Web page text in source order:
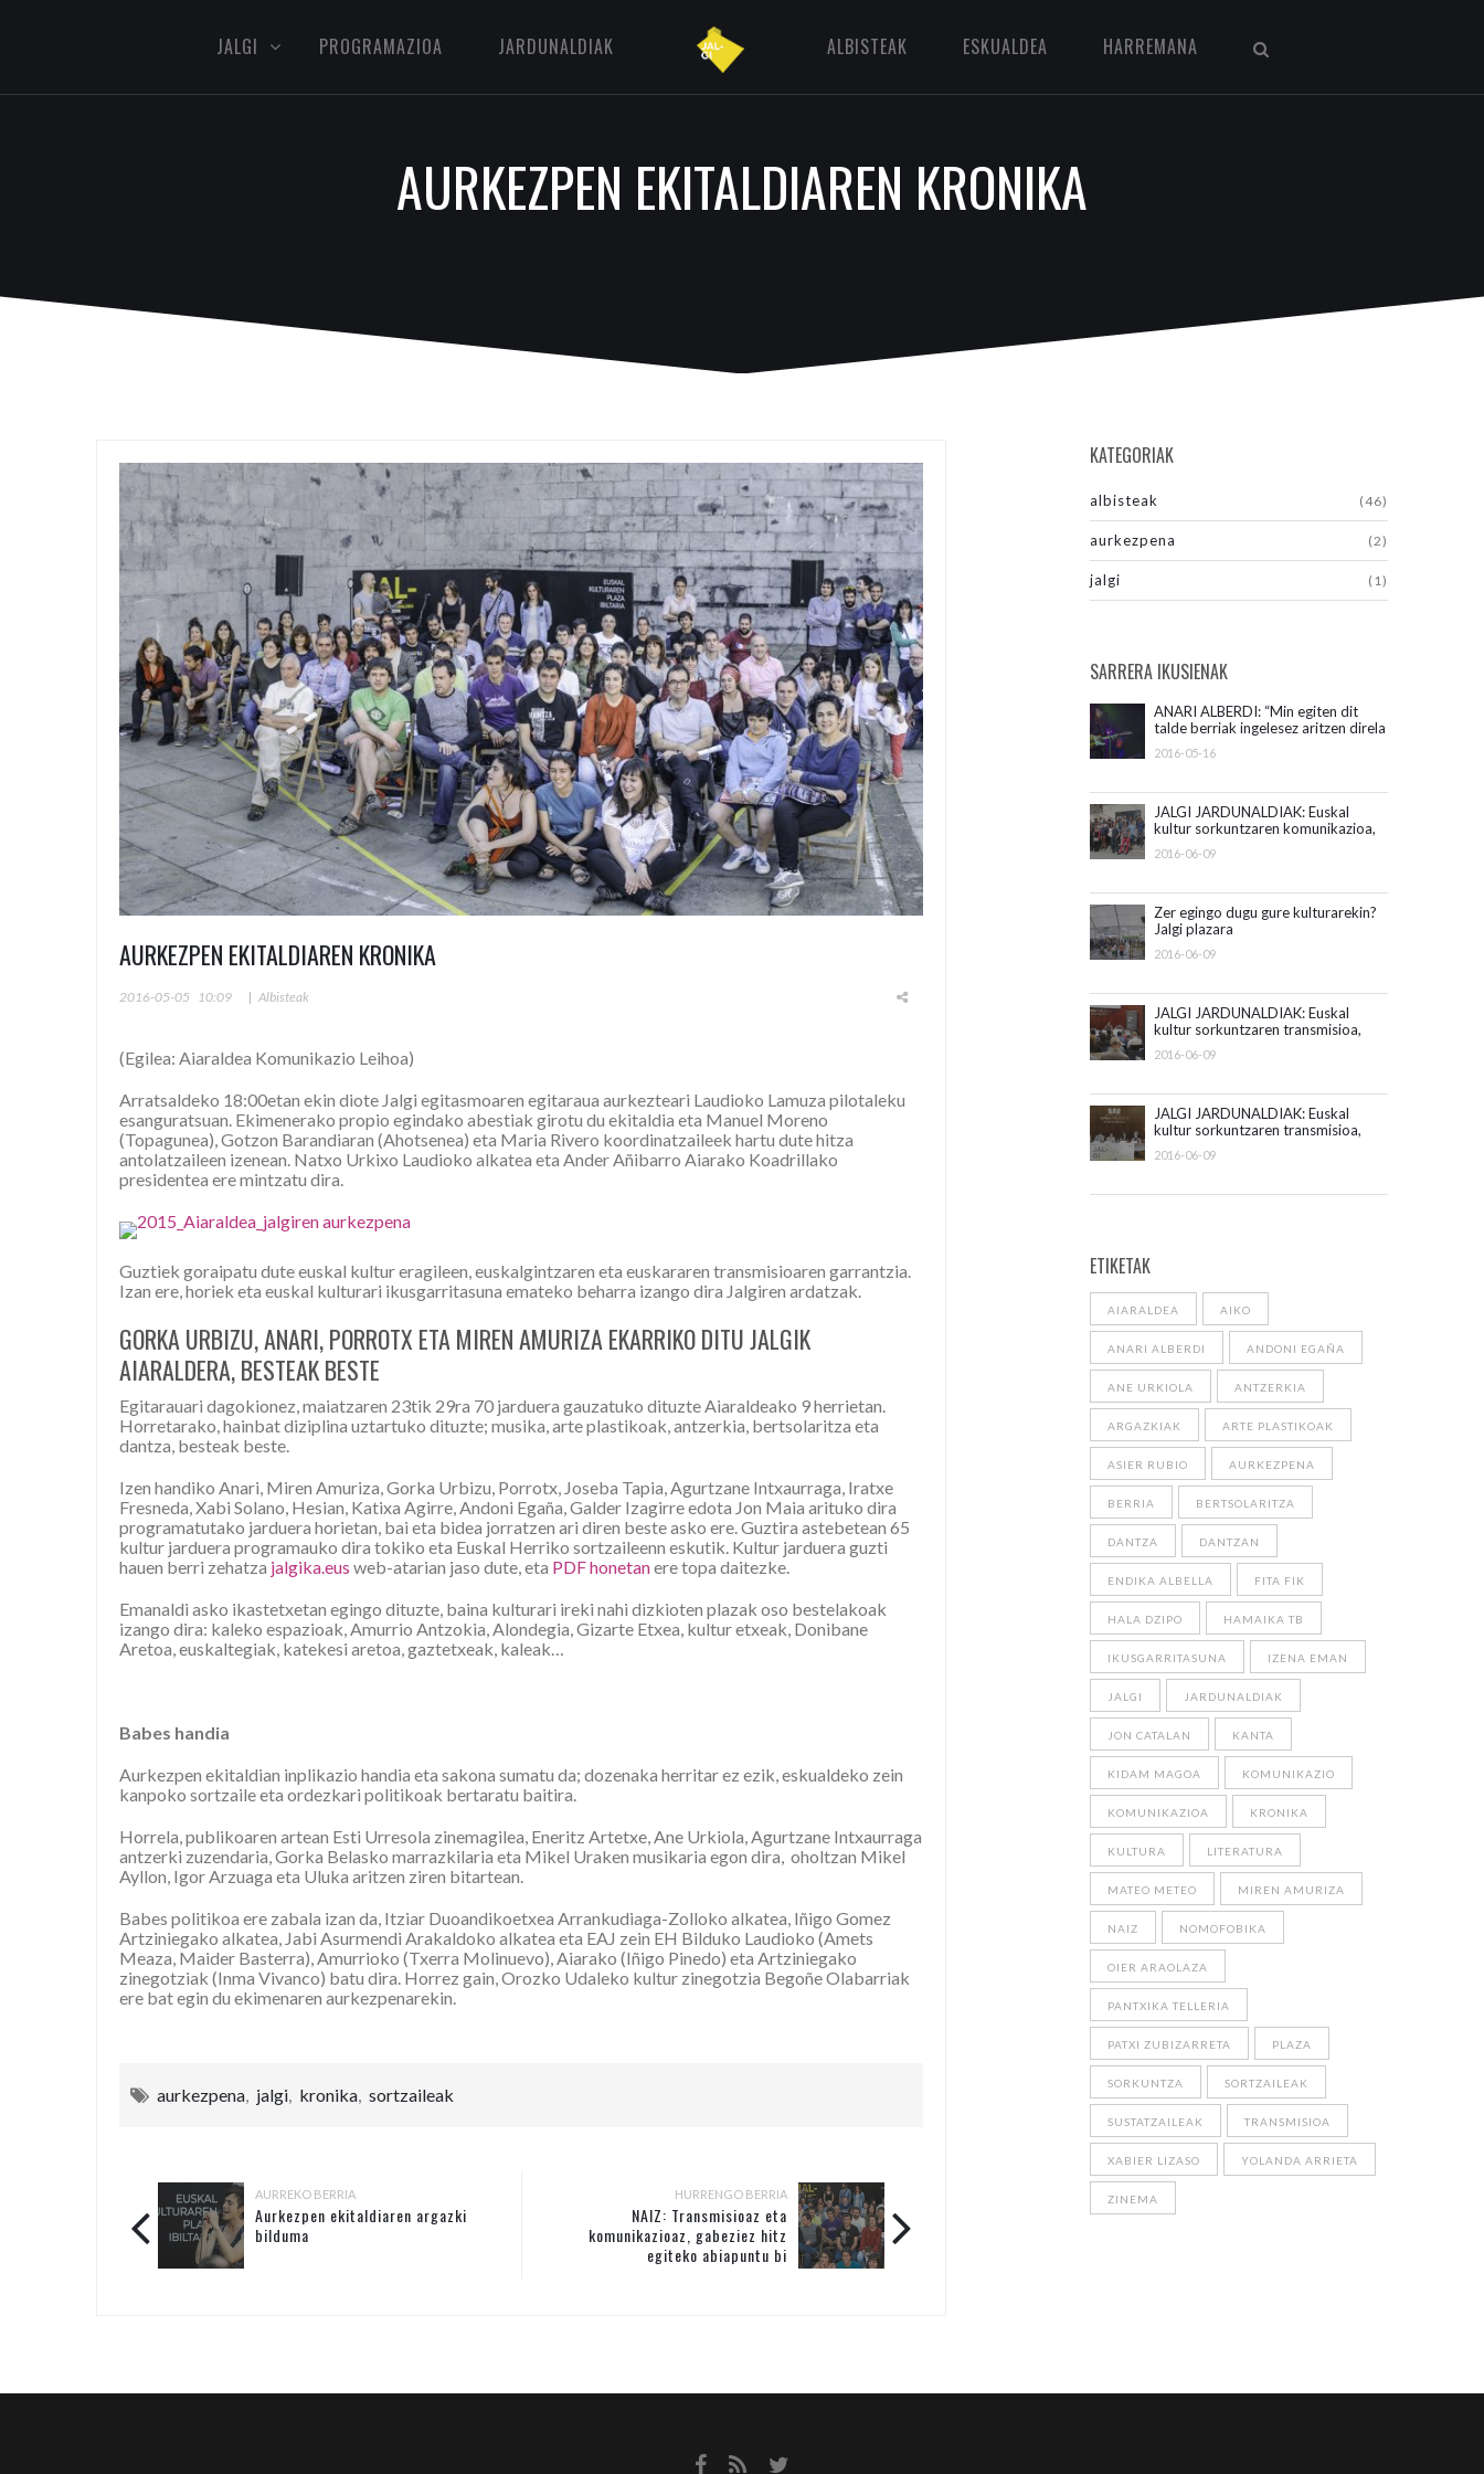
JALGI PROGRAMAZIOA JARDUNALDIAK ALBISTEAK ESKUALDEA HARREMANA
AURKEZPEN EKITALDIAREN KRONIKA
AURKEZPEN EKITALDIAREN KRONIKA
2016-05-05 10:09 | Albisteak
(Egilea: Aiaraldea Komunikazio Leihoa)
Arratsaldeko 18:00etan ekin diote Jalgi egitasmoaren egitaraua aurkezteari Laudioko Lamuza pilotaleku
esanguratsuan. Ekimenerako propio egindako abestiak girotu du ekitaldia eta Manuel Moreno
(Topagunea), Gotzon Barandiaran (Ahotsenea) eta Maria Rivero koordinatzaileek hartu dute hitza
antolatzaileen izenean. Natxo Urkixo Laudioko alkatea eta Ander Añibarro Aiarako Koadrillako
presidentea ere mintzatu dira.
Guztiek goraipatu dute euskal kultur eragileen, euskalgintzaren eta euskararen transmisioaren garrantzia.
Izan ere, horiek eta euskal kulturari ikusgarritasuna emateko beharra izango dira Jalgiren ardatzak.
GORKA URBIZU, ANARI, PORROTX ETA MIREN AMURIZA EKARRIKO DITU JALGIK
AIARALDERA, BESTEAK BESTE
Egitarauari dagokionez, maiatzaren 23tik 29ra 70 jarduera gauzatuko dituzte Aiaraldeako 9 herrietan.
Horretarako, hainbat diziplina uztartuko dituzte; musika, arte plastikoak, antzerkia, bertsolaritza eta
dantza, besteak beste.
Izen handiko Anari, Miren Amuriza, Gorka Urbizu, Porrotx, Joseba Tapia, Agurtzane Intxaurraga, Iratxe
Fresneda, Xabi Solano, Hesian, Katixa Agirre, Andoni Egaña, Galder Izagirre edota Jon Maia arituko dira
programatutako jarduera horietan, bai eta bidea jorratzen ari diren beste asko ere. Guztira astebetean 65
kultur jarduera programauko dira tokiko eta Euskal Herriko sortzaileenn eskutik. Kultur jarduera guzti
hauen berri zehatza jalgika.eus web-atarian jaso dute, eta PDF honetanere topa daitezke.
Emanaldi asko ikastetxetan egingo dituzte, baina kulturari ireki nahi dizkioten plazak oso bestelakoak
izango dira: kaleko espazioak, Amurrio Antzokia, Alondegia, Gizarte Etxea, kultur etxeak, Donibane
Aretoa, euskaltegiak, katekesi aretoa, gaztetxeak, kaleak…
Babes handia
Aurkezpen ekitaldian inplikazio handia eta sakona sumatu da; dozenaka herritar ez ezik, eskualdeko zein
kanpoko sortzaile eta ordezkari politikoak bertaratu baitira.
Horrela, publikoaren artean Esti Urresola zinemagilea, Eneritz Artetxe, Ane Urkiola, Agurtzane Intxaurraga
antzerki zuzendaria, Gorka Belasko marrazkilaria eta Mikel Uraken musikaria egon dira, oholtzan Mikel
Ayllon, Igor Arzuaga eta Uluka aritzen ziren bitartean.
Babes politikoa ere zabala izan da, Itziar Duoandikoetxea Arrankudiaga-Zolloko alkatea, Iñigo Gomez
Artziniegako alkatea, Jabi Asurmendi Arakaldoko alkatea eta EAJ zein EH Bilduko Laudioko (Amets
Meaza, Maider Basterra), Amurrioko (Txerra Molinuevo), Aiarako (Iñigo Pinedo) eta Artziniegako
zinegotziak (Inma Vivanco) batu dira. Horrez gain, Orozko Udaleko kultur zinegotzia Begoñe Olabarriak
ere bat egin du ekimenaren aurkezpenarekin.
aurkezpena jalgi kronika sortzaileak
AURREKO BERRIA
Aurkezpen ekitaldiaren argazki
bilduma
HURRENGO BERRIA
NAIZ: Transmisioaz eta
komunikazioaz, gabeziez hitz
egiteko abiapuntu bi
KATEGORIAK
albisteak (46)
aurkezpena (2)
jalgi (1)
SARRERA IKUSIENAK
ANARI ALBERDI: “Min egiten dit
talde berriak ingelesez aritzen direla
2016-05-16
JALGI JARDUNALDIAK: Euskal
kultur sorkuntzaren komunikazioa,
2016-06-09
Zer egingo dugu gure kulturarekin?
Jalgi plazara
2016-06-09
JALGI JARDUNALDIAK: Euskal
kultur sorkuntzaren transmisioa,
2016-06-09
JALGI JARDUNALDIAK: Euskal
kultur sorkuntzaren transmisioa,
2016-06-09
ETIKETAK
AIARALDEA AIKO
ANARI ALBERDI ANDONI EGAÑA
ANE URKIOLA ANTZERKIA
ARGAZKIAK ARTE PLASTIKOAK
ASIER RUBIO AURKEZPENA
BERRIA BERTSOLARITZA
DANTZA DANTZAN
ENDIKA ALBELLA FITA FIK
HALA DZIPO HAMAIKA TB
IKUSGARRITASUNA IZENA EMAN
JALGI JARDUNALDIAK
JON CATALAN KANTA
KIDAM MAGOA KOMUNIKAZIO
KOMUNIKAZIOA KRONIKA
KULTURA LITERATURA
MATEO METEO MIREN AMURIZA
NAIZ NOMOFOBIKA
OIER ARAOLAZA
PANTXIKA TELLERIA
PATXI ZUBIZARRETA PLAZA
SORKUNTZA SORTZAILEAK
SUSTATZAILEAK TRANSMISIOA
XABIER LIZASO YOLANDA ARRIETA
ZINEMA